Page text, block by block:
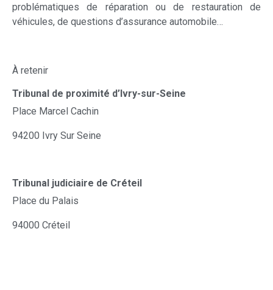
problématiques de réparation ou de restauration de
véhicules, de questions d’assurance automobile…
À retenir
Tribunal de proximité d’Ivry-sur-Seine
Place Marcel Cachin
94200 Ivry Sur Seine
Tribunal judiciaire de Créteil
Place du Palais
94000 Créteil